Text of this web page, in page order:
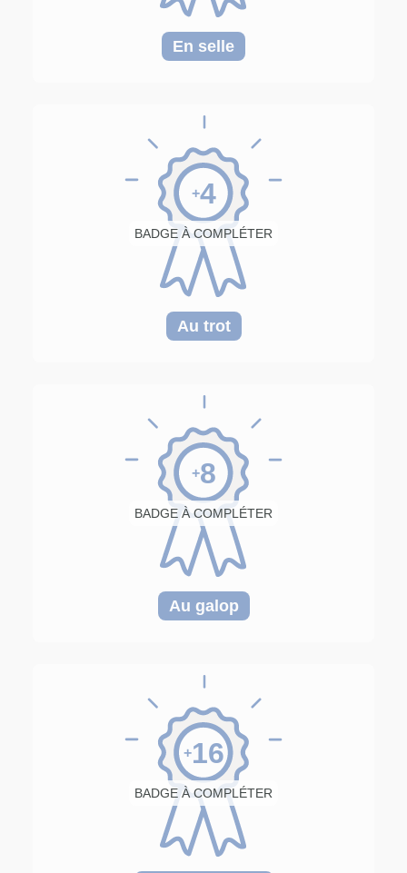
En selle
BADGE À COMPLÉTER
+4
Au trot
BADGE À COMPLÉTER
+8
Au galop
BADGE À COMPLÉTER
+16